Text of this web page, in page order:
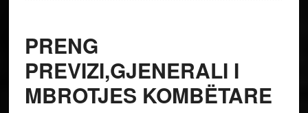
PRENG
PREVIZI,GJENERALI I
MBROTJES KOMBËTARE